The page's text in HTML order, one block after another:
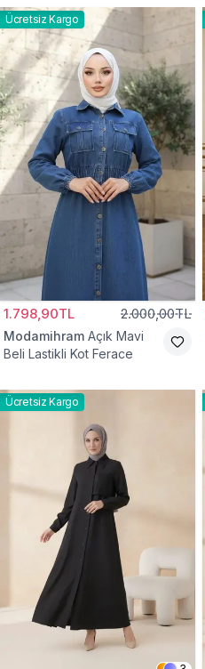
Ücretsiz Kargo
1.798,90TL 2.000,00TL
Modamihram Açık Mavi
Beli Lastikli Kot Ferace
Ücretsiz Kargo